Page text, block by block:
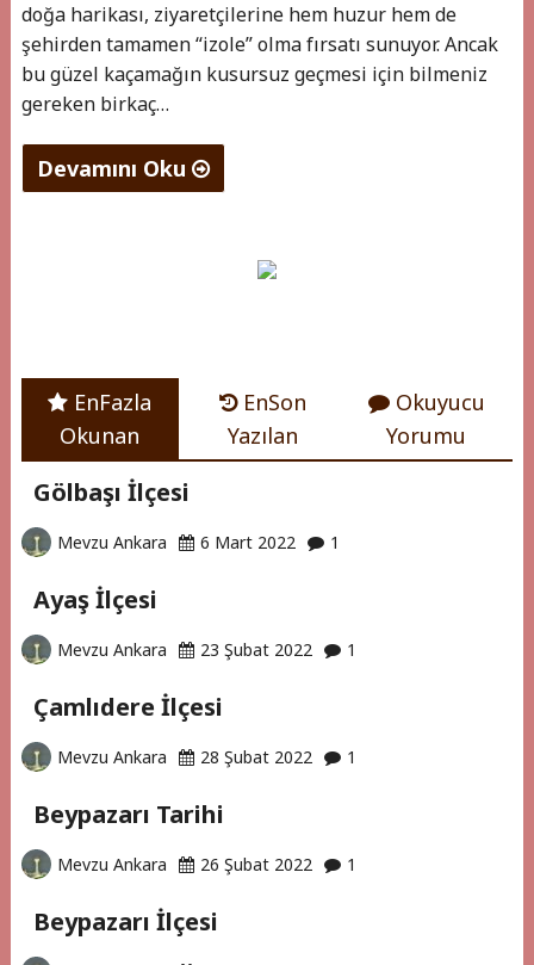
doğa harikası, ziyaretçilerine hem huzur hem de
şehirden tamamen “izole” olma fırsatı sunuyor. Ancak
bu güzel kaçamağın kusursuz geçmesi için bilmeniz
gereken birkaç…
Devamını Oku
Alanı
Doğa
Kaçamağı
Rehberi
(1)"
EnFazla
Okunan
EnSon
Yazılan
Okuyucu
Yorumu
Gölbaşı İlçesi
Mevzu Ankara 6 Mart 2022 1
Ayaş İlçesi
Mevzu Ankara 23 Şubat 2022 1
Çamlıdere İlçesi
Mevzu Ankara 28 Şubat 2022 1
Beypazarı Tarihi
Mevzu Ankara 26 Şubat 2022 1
Beypazarı İlçesi